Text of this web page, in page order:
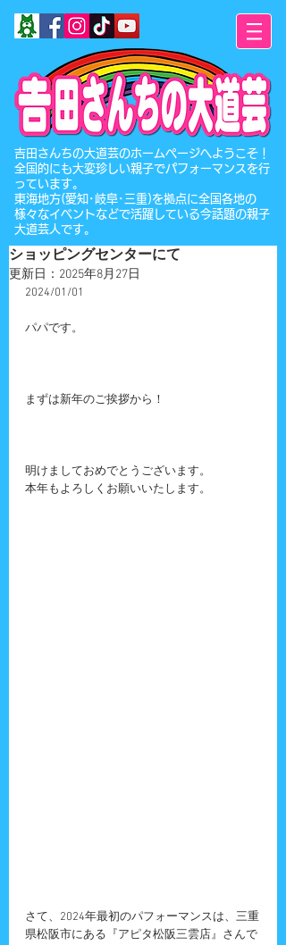
​吉田さんちの大道芸のホームページへようこそ！
全国的にも大変珍しい親子でパフォーマンスを行
っています。
東海地方(愛知･岐阜･三重)を拠点に全国各地の
様々なイベントなどで活躍している今話題の親子
大道芸人です。
ショッピングセンターにて
更新日： 2025年8月27日
2024/01/01
パパです。
まずは新年のご挨拶から！
明けましておめでとうございます。
本年もよろしくお願いいたします。
さて、2024年最初のパフォーマンスは、三重
県松阪市にある『アピタ松阪三雲店』さんで